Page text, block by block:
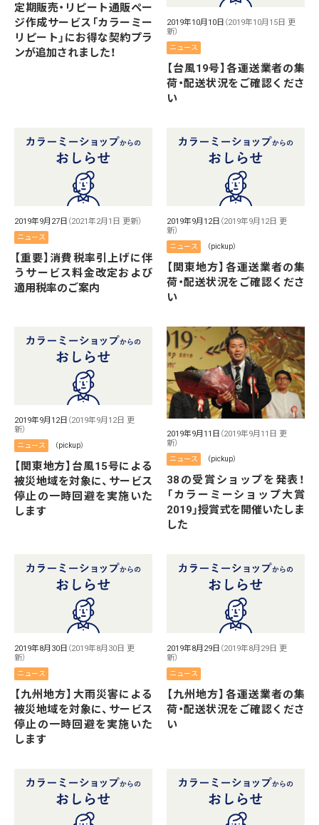
定期販売・リピート通販ペー
ジ作成サービス「カラーミー
リピート」にお得な契約プラ
ンが追加されました！
2019年10月10日 （2019年10月15日 更
新）
ニュース
【台風19号】各運送業者の集
荷・配送状況をご確認くださ
い
2019年9月27日 （2021年2月1日 更新）
ニュース
【重要】消費税率引上げに伴
うサービス料金改定および
適用税率のご案内
2019年9月12日 （2019年9月12日 更
新）
ニュース （pickup）
【関東地方】各運送業者の集
荷・配送状況をご確認くださ
い
2019年9月12日 （2019年9月12日 更
新）
ニュース （pickup）
【関東地方】台風15号による
被災地域を対象に、サービス
停止の一時回避を実施いた
します
2019年9月11日 （2019年9月11日 更
新）
ニュース （pickup）
38の受賞ショップを発表！
「カラーミーショップ大賞
2019」授賞式を開催いたしま
した
2019年8月30日 （2019年8月30日 更
新）
ニュース
【九州地方】大雨災害による
被災地域を対象に、サービス
停止の一時回避を実施いた
します
2019年8月29日 （2019年8月29日 更
新）
ニュース
【九州地方】各運送業者の集
荷・配送状況をご確認くださ
い